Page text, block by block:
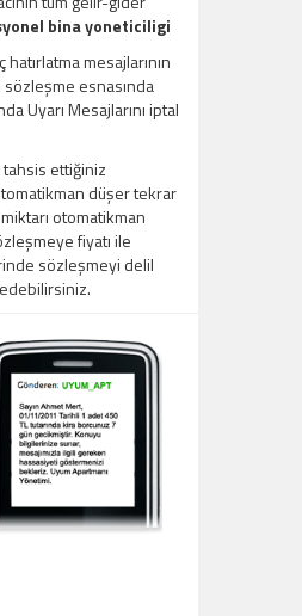
bina yoneticiligi
mesajlarının
esnasında
Uyarı Mesajlarını iptal
tahsis ettiğiniz
düşer tekrar
otomatikman
fiyatı ile
sözleşmeyi delil